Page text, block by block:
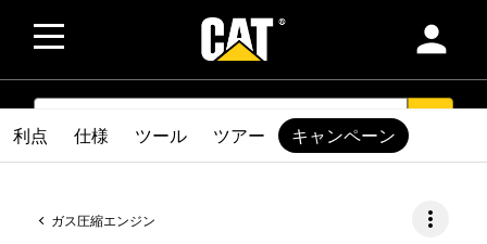
person
SEARCH
ガス圧縮エンジン more_vert
利点 仕様 ツール ツアー キャンペーン